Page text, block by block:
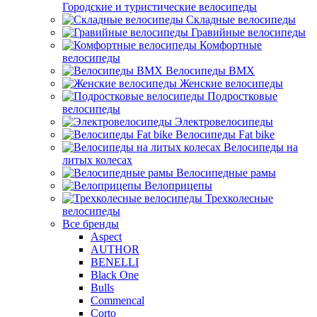
Городские и туристические велосипеды
Складные велосипеды
Гравийные велосипеды
Комфортные
велосипеды
Велосипеды BMX
Женские велосипеды
Подростковые
велосипеды
Электровелосипеды
Велосипеды Fat bike
Велосипеды на
литых колесах
Велосипедные рамы
Велоприцепы
Трехколесные
велосипеды
Все бренды
Aspect
AUTHOR
BENELLI
Black One
Bulls
Commencal
Corto